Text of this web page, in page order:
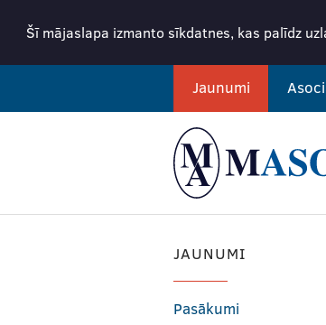
Šī mājaslapa izmanto sīkdatnes, kas palīdz
Jaunumi
JAUNUMI
Pasākumi